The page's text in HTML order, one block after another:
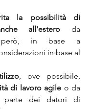
la possibilità di
all'estero da
però, in base a
in base al
, ove possibile,
di lavoro agile o da
parte dei datori di